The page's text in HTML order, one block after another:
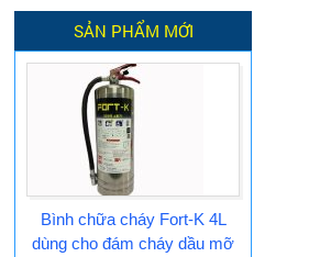
SẢN PHẨM MỚI
Bình chữa cháy Fort-K 4L
dùng cho đám cháy dầu mỡ